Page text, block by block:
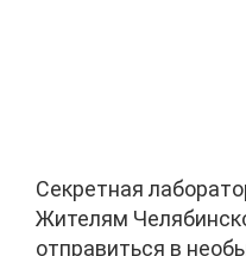
Секретная
Жителям
отправиться в